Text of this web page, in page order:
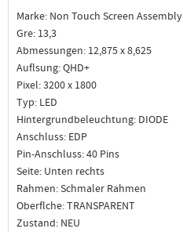
Marke: Non Touch Screen Assembly
Gre: 13,3
Abmessungen: 12,875 x 8,625
Auflsung: QHD+
Pixel: 3200 x 1800
Typ: LED
Hintergrundbeleuchtung: DIODE
Anschluss: EDP
Pin-Anschluss: 40 Pins
Seite: Unten rechts
Rahmen: Schmaler Rahmen
Oberflche: TRANSPARENT
Zustand: NEU